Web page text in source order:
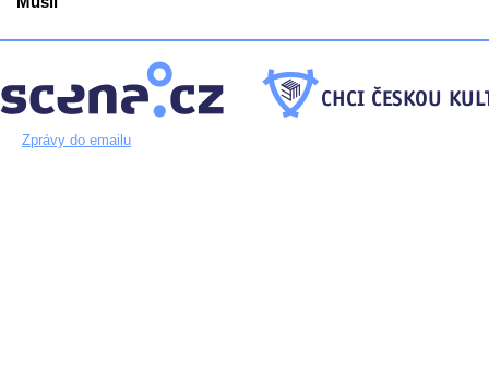
Zprávy do emailu